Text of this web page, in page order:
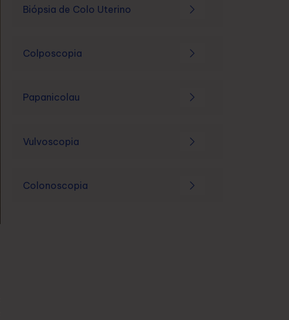
Biópsia de Colo Uterino
Colposcopia
Papanicolau
Vulvoscopia
Colonoscopia